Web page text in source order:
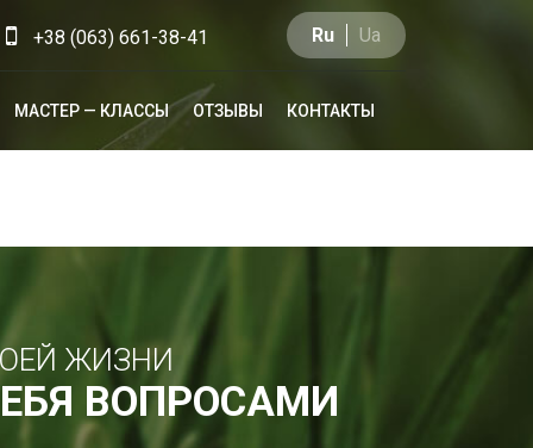
+38 (063) 661-38-41 Ru Ua
МАСТЕР — КЛАССЫ ОТЗЫВЫ КОНТАКТЫ
ЖИЗНИ
ВОПРОСАМИ